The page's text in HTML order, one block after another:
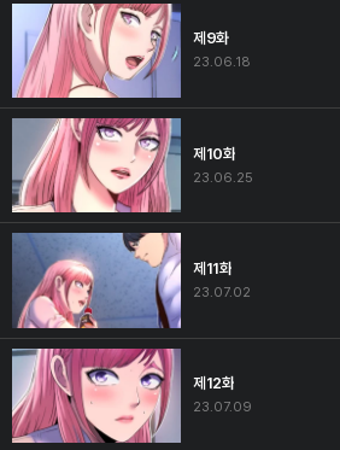
제9화
23.06.18
제10화
23.06.25
제11화
23.07.02
제12화
23.07.09